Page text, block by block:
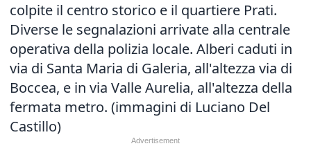
colpite il centro storico e il quartiere Prati.
Diverse le segnalazioni arrivate alla centrale
operativa della polizia locale. Alberi caduti in
via di Santa Maria di Galeria, all'altezza via di
Boccea, e in via Valle Aurelia, all'altezza della
fermata metro. (immagini di Luciano Del
Castillo)